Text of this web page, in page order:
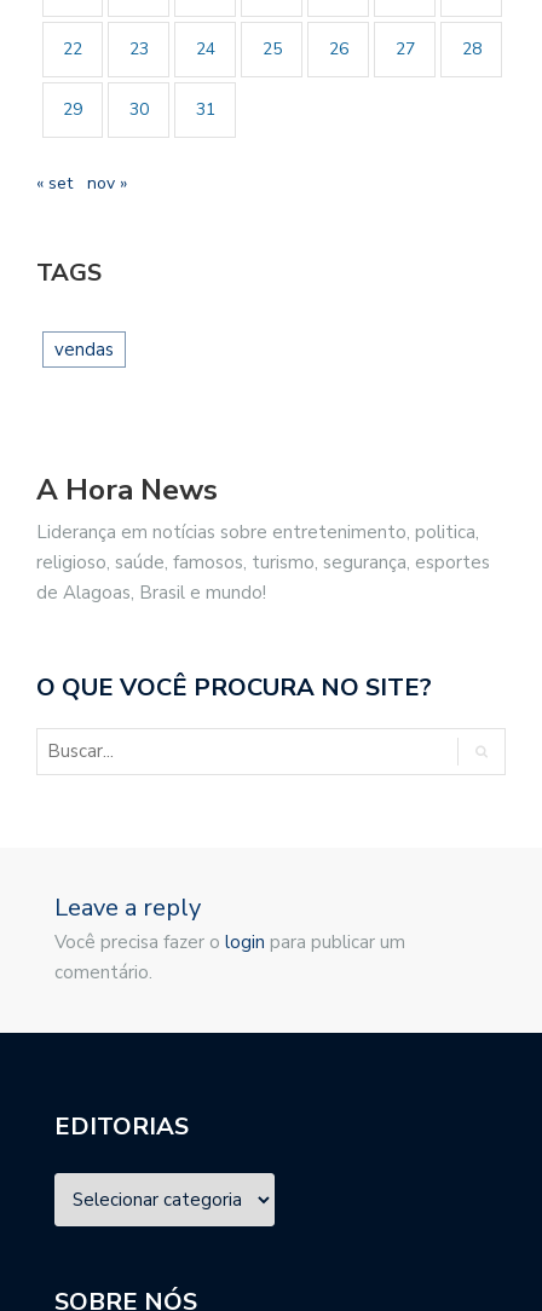
22 23 24 25 26 27 28
29 30 31
« set nov »
TAGS
vendas
A Hora News
Liderança em notícias sobre entretenimento, politica,
religioso, saúde, famosos, turismo, segurança, esportes
de Alagoas, Brasil e mundo!
O QUE VOCÊ PROCURA NO SITE?
Leave a reply
Você precisa fazer o login para publicar um
comentário.
EDITORIAS
SOBRE NÓS